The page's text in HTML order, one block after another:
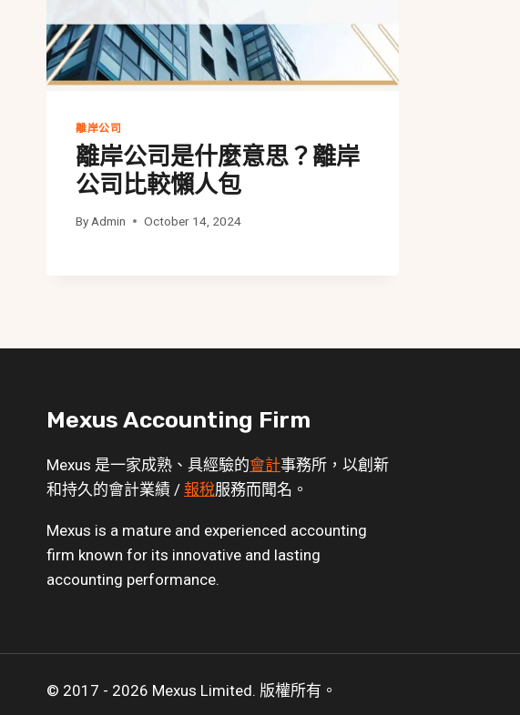
離岸公司
離岸公司是什麼意思？離岸
公司比較懶人包
By Admin October 14, 2024
Mexus Accounting Firm
Mexus 是一家成熟、具經驗的會計事務所，以創新
和持久的會計業績 / 報稅服務而聞名。
Mexus is a mature and experienced accounting
firm known for its innovative and lasting
accounting performance.
© 2017 - 2026 Mexus Limited. 版權所有。